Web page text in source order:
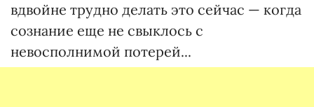
вдвойне трудно делать это сейчас — когда
сознание еще не свыклось с
невосполнимой потерей...